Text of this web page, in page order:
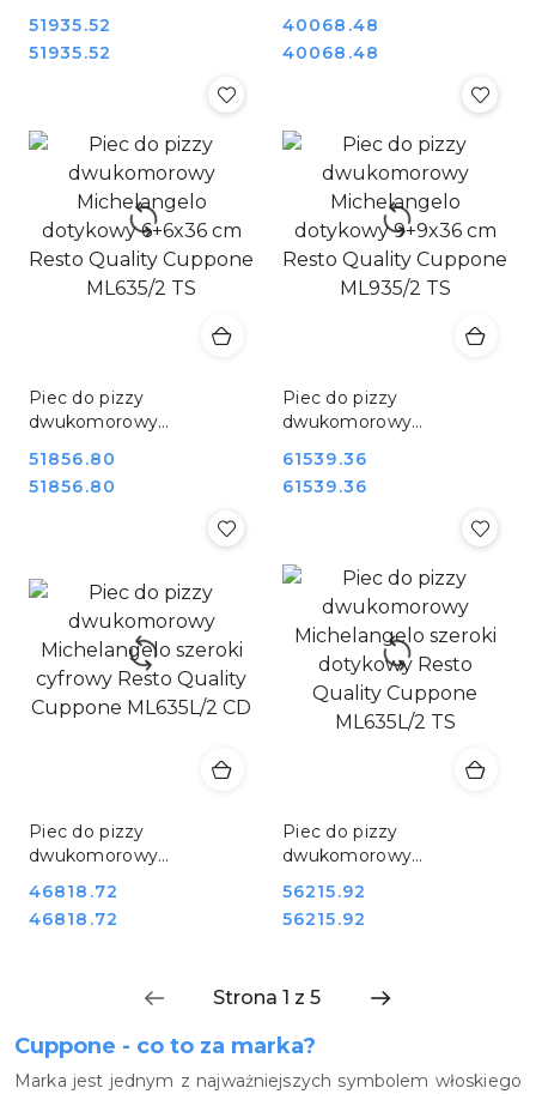
9+9x36 cm Resto Quality
Cuppone ML935/2 CD
Cena:
51935.52
Cena:
51935.52
4+4x36 cm Resto Quality
Cuppone ML435/2 TS
Cena:
40068.48
Cena:
40068.48
Piec do pizzy
dwukomorowy
6+6x36 cm Resto Quality
Cuppone ML635/2 TS
Cena:
51856.80
Cena:
51856.80
Piec do pizzy
dwukomorowy
9+9x36 cm Resto Quality
Cuppone ML935/2 TS
Cena:
61539.36
Cena:
61539.36
Piec do pizzy
dwukomorowy
cyfrowy Resto Quality
Cuppone ML635L/2 CD
Cena:
46818.72
Cena:
46818.72
Piec do pizzy
dwukomorowy
dotykowy Resto Quality
Cuppone ML635L/2 TS
Cena:
56215.92
Cena:
56215.92
Cuppone - co to za marka?
Marka jest jednym z najważniejszych symbolem włoskiego